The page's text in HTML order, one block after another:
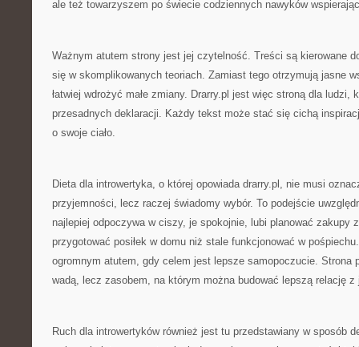
ale też towarzyszem po świecie codziennych nawyków
Ważnym atutem strony jest jej czytelność. Treści są kierowane
się w skomplikowanych teoriach. Zamiast tego otrzymują jasne
łatwiej wdrożyć małe zmiany. Drarry.pl jest więc stroną dla ludzi,
przesadnych deklaracji. Każdy tekst może stać się cichą
o swoje ciało.
Dieta dla introwertyka, o której opowiada drarry.pl, nie musi
przyjemności, lecz raczej świadomy wybór. To podejście
najlepiej odpoczywa w ciszy, je spokojnie, lubi planować zakupy
przygotować posiłek w domu niż stale funkcjonować w
ogromnym atutem, gdy celem jest lepsze samopoczucie. Strona
wadą, lecz zasobem, na którym można budować lepszą relację z
Ruch dla introwertyków również jest tu przedstawiany w sposób